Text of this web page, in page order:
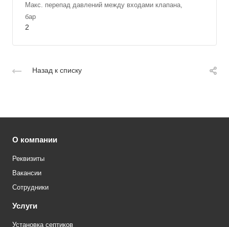
Макс. перепад давлений между входами клапана,
бар
2
Назад к списку
О компании
Реквизиты
Вакансии
Сотрудники
Услуги
Установка септиков